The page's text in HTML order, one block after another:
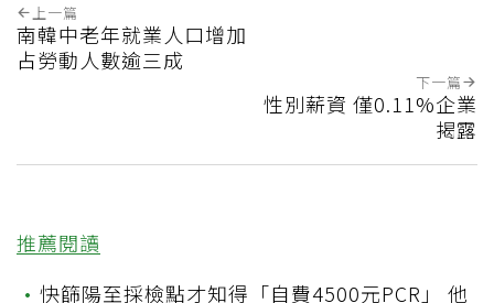
上一篇
南韓中老年就業人口增加
占勞動人數逾三成
下一篇
性別薪資 僅0.11%企業
揭露
推薦閱讀
• 快篩陽至採檢點才知得「自費4500元PCR」 他